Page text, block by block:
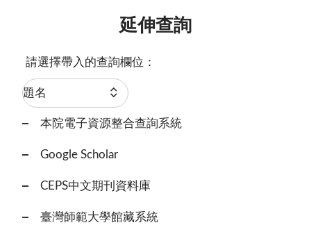
延伸查詢
請選擇帶入的查詢欄位：
本院電子資源整合查詢系統
Google Scholar
CEPS中文期刊資料庫
臺灣師範大學館藏系統